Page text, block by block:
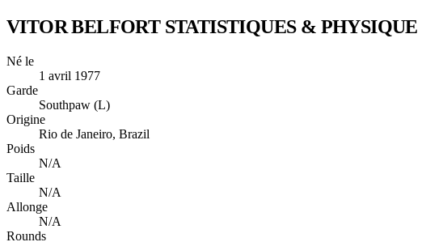
VITOR BELFORT STATISTIQUES & PHYSIQUE
Né le
1 avril 1977
Garde
Southpaw (L)
Origine
Rio de Janeiro, Brazil
Poids
N/A
Taille
N/A
Allonge
N/A
Rounds